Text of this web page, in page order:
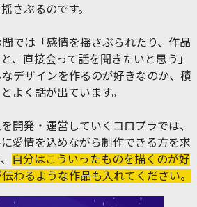
さぶるのです。
では「感情を揺さぶられたり、作品
、直接会って話を聞きたいと思う」
なデザインを作るのが好きなのか、積
よく話が出ています。
開発・運営していくコロプラでは、
愛情を込めながら制作できる方を求
自分はこういったものを描くのが好
わるような作品も入れてください。